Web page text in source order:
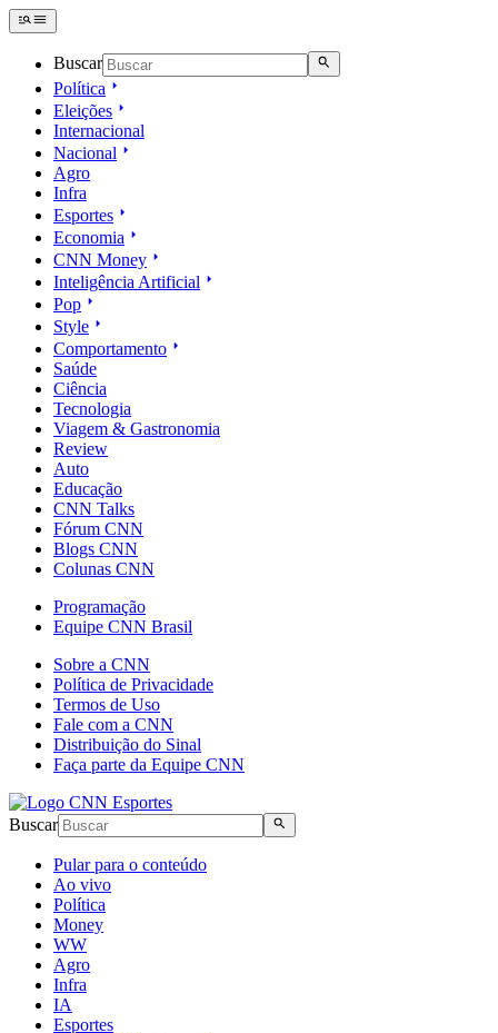
Buscar
Política
Eleições
Internacional
Nacional
Agro
Infra
Esportes
Economia
CNN Money
Inteligência Artificial
Pop
Style
Comportamento
Saúde
Ciência
Tecnologia
Viagem & Gastronomia
Review
Auto
Educação
CNN Talks
Fórum CNN
Blogs CNN
Colunas CNN
Programação
Equipe CNN Brasil
Sobre a CNN
Política de Privacidade
Termos de Uso
Fale com a CNN
Distribuição do Sinal
Faça parte da Equipe CNN
Buscar
Pular para o conteúdo
Ao vivo
Política
Money
WW
Agro
Infra
IA
Esportes